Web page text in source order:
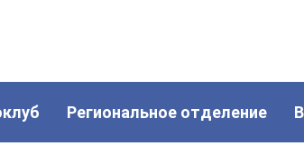
Региональное отделение